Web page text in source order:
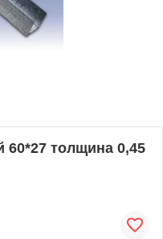
60*27 толщина 0,45